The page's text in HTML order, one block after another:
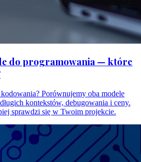
do programowania — które
Porównujemy oba modele
kontekstów, debugowania i ceny.
sprawdzi się w Twoim projekcie.